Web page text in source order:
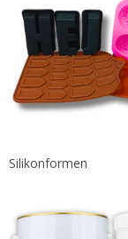
Silikonformen